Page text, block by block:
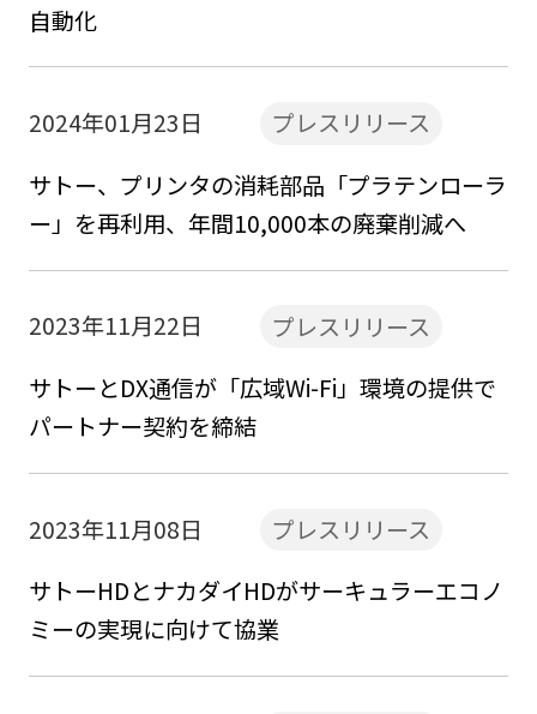
自動化
2024年01月23日
プレスリリース
サトー、プリンタの消耗部品「プラテンローラ
ー」を再利用、年間10,000本の廃棄削減へ
2023年11月22日
プレスリリース
サトーとDX通信が「広域Wi-Fi」環境の提供で
パートナー契約を締結
2023年11月08日
プレスリリース
サトーHDとナカダイHDがサーキュラーエコノ
ミーの実現に向けて協業